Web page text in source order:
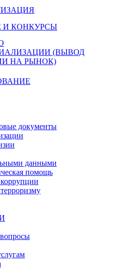
И КОНКУРСЫ
(ВЫВОД
НА РЫНОК)
документы
данными
помощь